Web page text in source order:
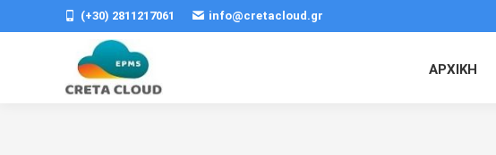
(+30) 2811217061 info@cretacloud.gr
ΑΡΧΙΚΗ